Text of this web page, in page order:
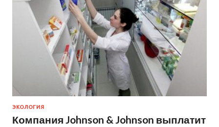
ЭКОЛОГИЯ
Компания Johnson & Johnson выплатит